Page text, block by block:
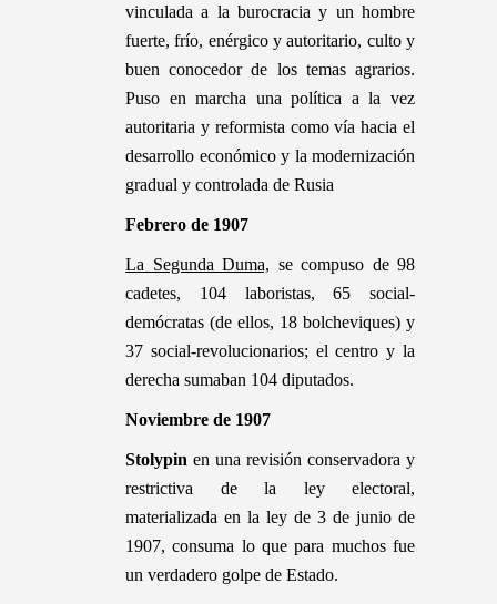
vinculada a la burocracia y un hombre
fuerte, frío, enérgico y autoritario, culto y
buen conocedor de los temas agrarios.
Puso en marcha una política a la vez
autoritaria y reformista como vía hacia el
desarrollo económico y la modernización
gradual y controlada de Rusia
Febrero de 1907
La Segunda Duma, se compuso de 98
cadetes, 104 laboristas, 65 social-
demócratas (de ellos, 18 bolcheviques) y
37 social-revolucionarios; el centro y la
derecha sumaban 104 diputados.
Noviembre de 1907
Stolypin en una revisión conservadora y
restrictiva de la ley electoral,
materializada en la ley de 3 de junio de
1907, consuma lo que para muchos fue
un verdadero golpe de Estado.